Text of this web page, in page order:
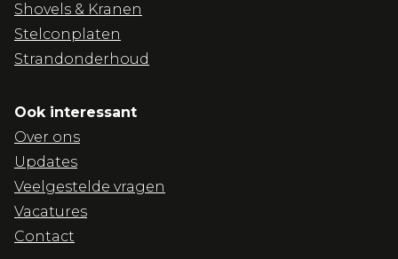
Shovels & Kranen
Stelconplaten
Strandonderhoud
Ook interessant
Over ons
Updates
Veelgestelde vragen
Vacatures
Contact